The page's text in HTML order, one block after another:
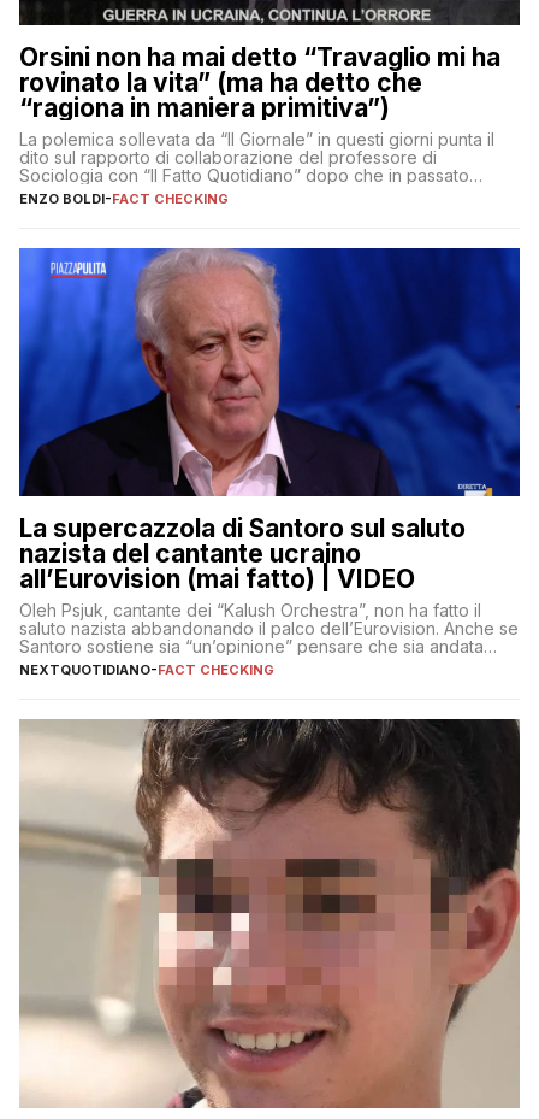
Orsini non ha mai detto “Travaglio mi ha
rovinato la vita” (ma ha detto che
“ragiona in maniera primitiva”)
La polemica sollevata da “Il Giornale” in questi giorni punta il
dito sul rapporto di collaborazione del professore di
Sociologia con “Il Fatto Quotidiano” dopo che in passato
erano volati stracci
ENZO BOLDI-FACT CHECKING
La supercazzola di Santoro sul saluto
nazista del cantante ucraino
all’Eurovision (mai fatto) | VIDEO
Oleh Psjuk, cantante dei “Kalush Orchestra”, non ha fatto il
saluto nazista abbandonando il palco dell’Eurovision. Anche se
Santoro sostiene sia “un’opinione” pensare che sia andata
così
NEXTQUOTIDIANO-FACT CHECKING